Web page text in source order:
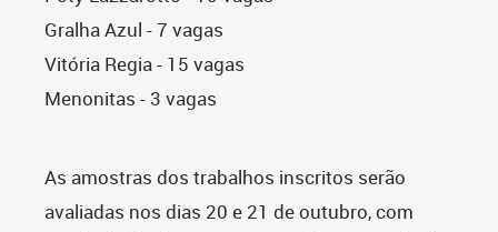
Gralha Azul - 7 vagas
Vitória Regia - 15 vagas
Menonitas - 3 vagas
As amostras dos trabalhos inscritos serão
avaliadas nos dias 20 e 21 de outubro, com